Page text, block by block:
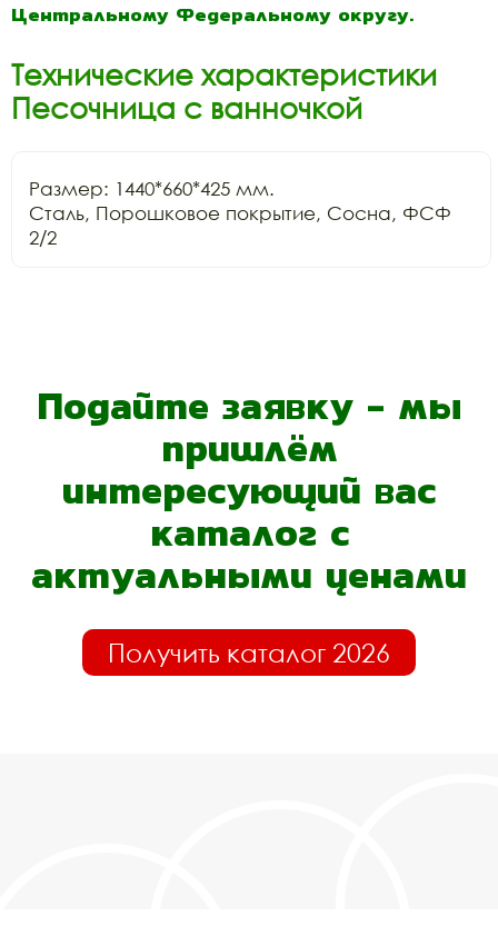
Центральному Федеральному округу.
Технические характеристики
Песочница с ванночкой
Размер: 1440*660*425 мм.
Сталь, Порошковое покрытие, Сосна, ФСФ
2/2
Подайте заявку - мы
пришлём
интересующий вас
каталог с
актуальными ценами
Получить каталог 2026